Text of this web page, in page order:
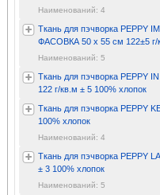
Наименований: 4
Ткань для пэчворка PEPPY
ФАСОВКА 50 x 55 см 122±5 г/
Наименований: 5
Ткань для пэчворка PEPPY
122 г/кв.м ± 5 100% хлопок
Ткань для пэчворка PEPPY
100% хлопок
Наименований: 4
Ткань для пэчворка PEPPY
± 3 100% хлопок
Наименований: 5